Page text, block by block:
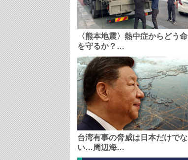
〈熊本地震〉熱中症からどう命
を守るか？…
台湾有事の脅威は日本だけでな
い…周辺海…